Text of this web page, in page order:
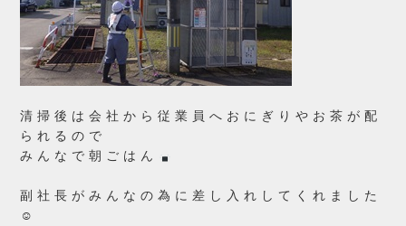
清掃後は会社から従業員へおにぎりやお茶が配
られるので
みんなで朝ごはん
副社長がみんなの為に差し入れしてくれました
☺